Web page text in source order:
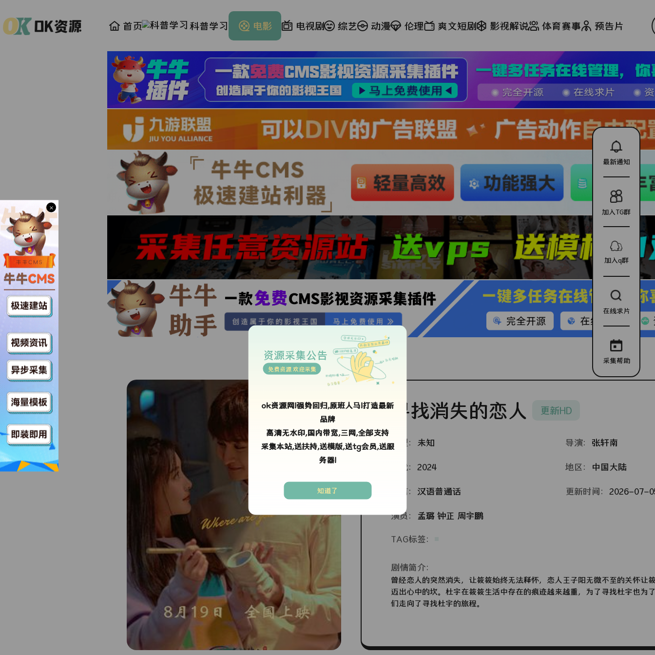
首页 科普学习 电影 电视剧 综艺 动漫 伦理 爽文短剧 影视解说 体育赛事 预告片
寻找消失的恋人 更新HD
类型： 未知 导演： 张轩南
年代： 2024 地区： 中国大陆
语言： 汉语普通话 更新时间： 2026-07-
演员： 孟璐 钟正 周宇鹏
TAG标签：
剧情简介：
曾经恋人的突然消失，让筱筱始终无法释怀，恋人王子阳无微不至的关怀让
迈出心中的坎。杜宇在筱筱生活中存在的痕迹越来越重，为了寻找杜宇也为
们走向了寻找杜宇的旅程。
最新通知
加入TG群
加入q群
在线求片
采集帮助
资源采集公告
免费资源 欢迎采集
ok资源网!强势回归,原班人马!打造最新
品牌
高清无水印,国内带宽,三网,全部支持
采集本站,送扶持,送模版,送tg会员,送服
务器!
知道了
×